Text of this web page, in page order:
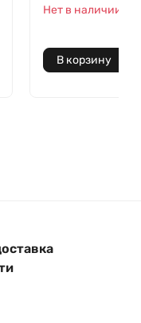
Нет в наличии
В корзину